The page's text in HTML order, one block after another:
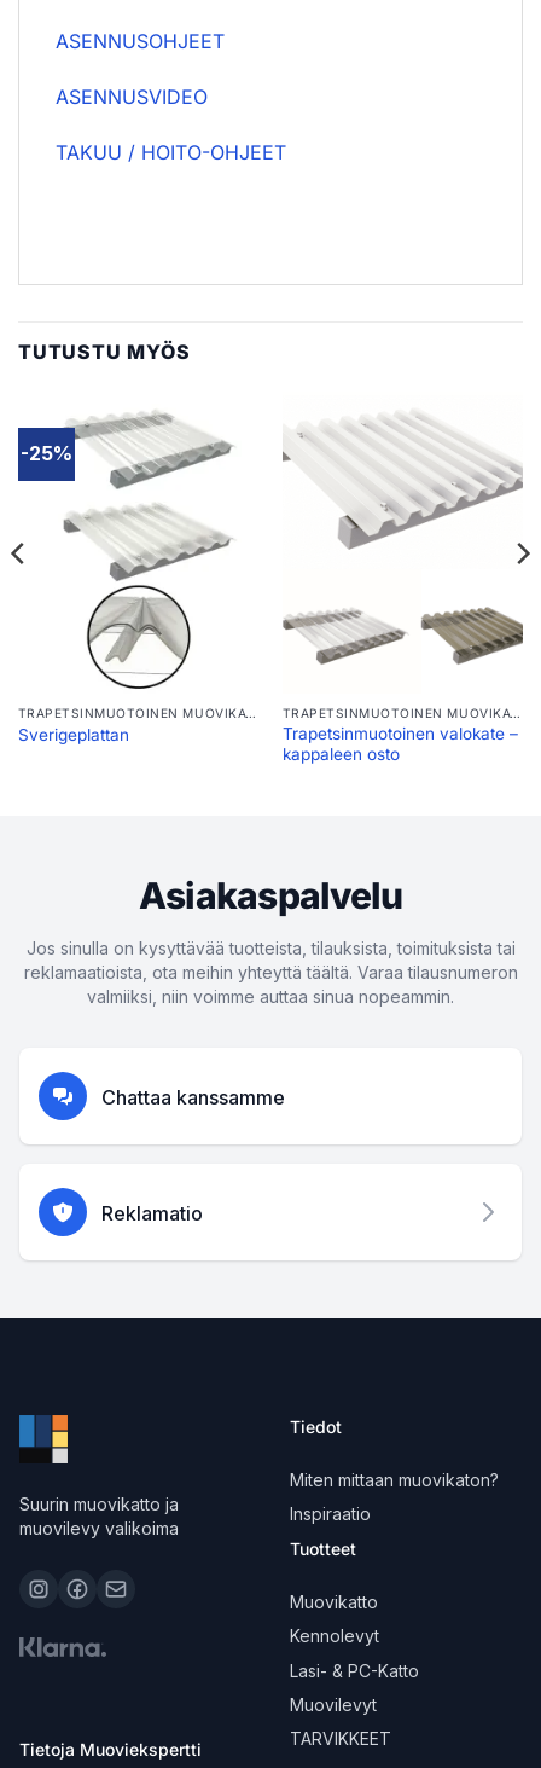
ASENNUSOHJEET
ASENNUSVIDEO
TAKUU / HOITO-OHJEET
TUTUSTU MYÖS
-25%
TRAPETSINMUOTOINEN MUOVIKATTO
Sverigeplattan
TRAPETSINMUOTOINEN MUOVIKATTO
Trapetsinmuotoinen valokate –
kappaleen osto
Asiakaspalvelu
Jos sinulla on kysyttävää tuotteista, tilauksista, toimituksista tai
reklamaatioista, ota meihin yhteyttä täältä. Varaa tilausnumeron
valmiiksi, niin voimme auttaa sinua nopeammin.
Chattaa kanssamme
Reklamatio
Suurin muovikatto ja
muovilevy valikoima
Tietoja Muoviekspertti
Tiedot
Miten mittaan muovikaton?
Inspiraatio
Tuotteet
Muovikatto
Kennolevyt
Lasi- & PC-Katto
Muovilevyt
TARVIKKEET